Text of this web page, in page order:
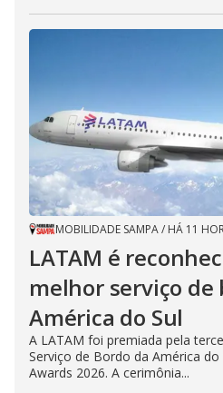
MOBILIDADE SAMPA/ HÁ 11
LATAM é
melhor serviço de
América do Sul
A LATAM foi premiada pela
Serviço de Bordo da América do
Awards 2026. A cerimônia...